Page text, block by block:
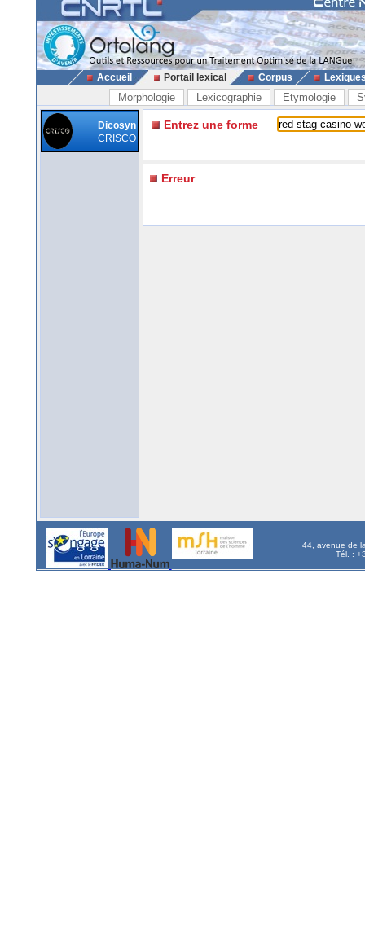
Accueil Portail lexical Corpus
Morphologie Lexicographie Etymologie
Dicosyn
CRISCO
Entrez une forme
Erreur
44, avenue de
Tél. :